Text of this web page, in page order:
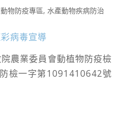
動物防疫專區, 水產動物疾病防治
病毒宣導
農業委員會動植物防疫檢
檢一字第1091410642號